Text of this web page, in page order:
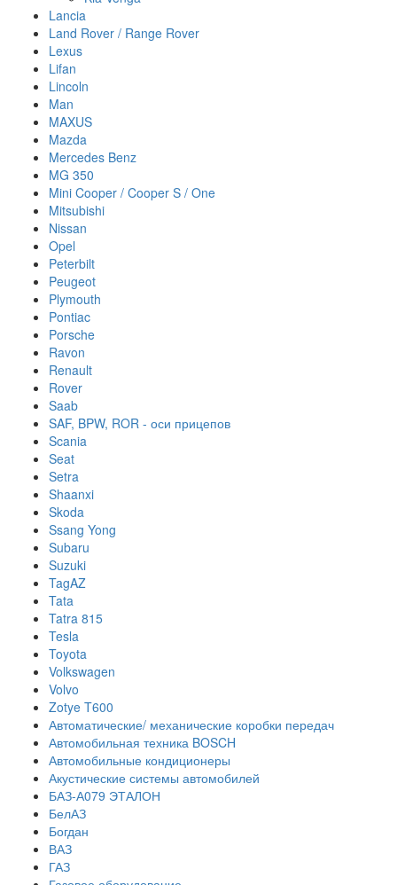
Lancia
Land Rover / Range Rover
Lexus
Lifan
Lincoln
Man
MAXUS
Mazda
Mercedes Benz
MG 350
Mini Cooper / Cooper S / One
Mitsubishi
Nissan
Opel
Peterbilt
Peugeot
Plymouth
Pontiac
Porsche
Ravon
Renault
Rover
Saab
SAF, BPW, ROR - оси прицепов
Scania
Seat
Setra
Shaanxi
Skoda
Ssang Yong
Subaru
Suzuki
TagAZ
Tata
Tatra 815
Tesla
Toyota
Volkswagen
Volvo
Zotye T600
Автоматические/ механические коробки передач
Автомобильная техника BOSCH
Автомобильные кондиционеры
Акустические системы автомобилей
БАЗ-А079 ЭТАЛОН
БелАЗ
Богдан
ВАЗ
ГАЗ